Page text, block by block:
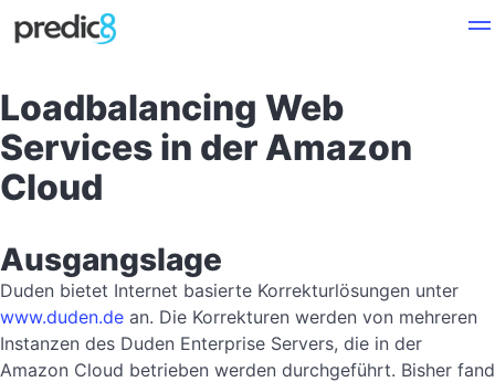
Loadbalancing Web
Services in der Amazon
Cloud
Ausgangslage
Duden bietet Internet basierte Korrekturlösungen unter
www.duden.de an. Die Korrekturen werden von mehreren
Instanzen des Duden Enterprise Servers, die in der
Amazon Cloud betrieben werden durchgeführt. Bisher fand